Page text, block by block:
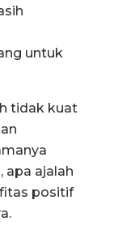
untuk
tidak kuat
apa ajalah
positif